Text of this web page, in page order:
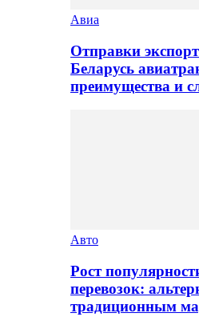
Авиа
Отправки
Беларусь
преимущества и
Авто
Рост
перевозок:
традиционным